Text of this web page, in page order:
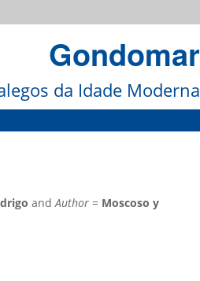
Gondomar
da Idade Moderna
and Author = Moscoso y